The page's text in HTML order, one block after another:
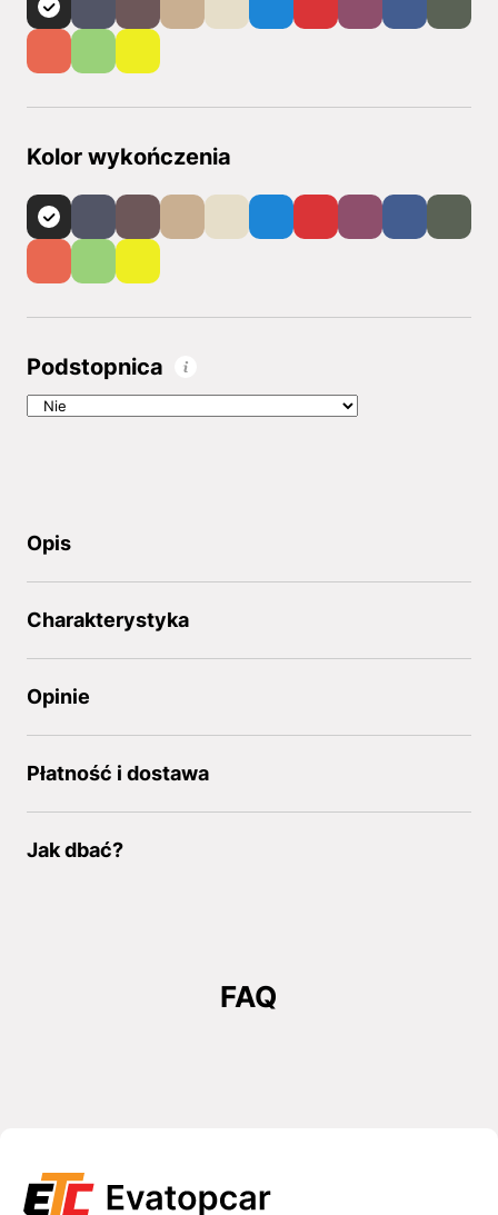
Kolor wykończenia
Podstopnica
Opis
Charakterystyka
Opinie
Płatność i dostawa
Jak dbać?
FAQ